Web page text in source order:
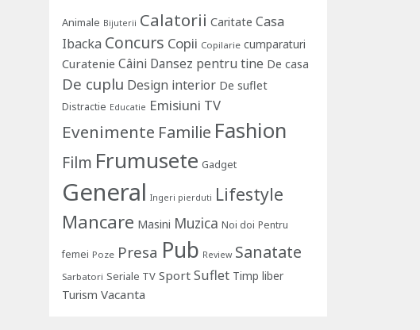
Animale Bijuterii Calatorii Caritate Casa
Ibacka Concurs Copii Copilarie cumparaturi
Curatenie Câini Dansez pentru tine De casa
De cuplu Design interior De suflet
Distractie Educatie Emisiuni TV
Evenimente Familie Fashion
Film Frumusete Gadget
General Ingeri pierduti Lifestyle
Mancare Masini Muzica Noi doi Pentru
femei Poze Presa Pub Review Sanatate
Sarbatori Seriale TV Sport Suflet Timp liber
Turism Vacanta